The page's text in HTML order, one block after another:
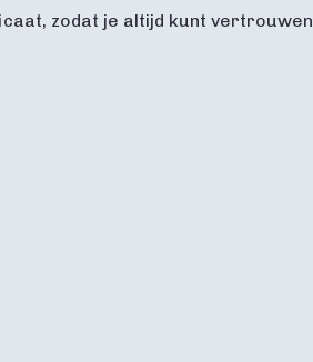
zodat je altijd kunt vertrouwen